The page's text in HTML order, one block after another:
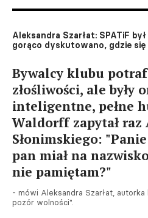
Aleksandra Szarłat: SPATiF
gorąco dyskutowano, gdzie się
Bywalcy klubu
złośliwości, ale były
inteligentne, pełne
Waldorff zapytał
Słonimskiego:
pan miał na
nie pamiętam?"
- mówi Aleksandra Szarłat, autorka
pozór wolności".